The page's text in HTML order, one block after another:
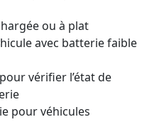
ou à plat
avec batterie faible
vérifier l’état de
pour véhicules